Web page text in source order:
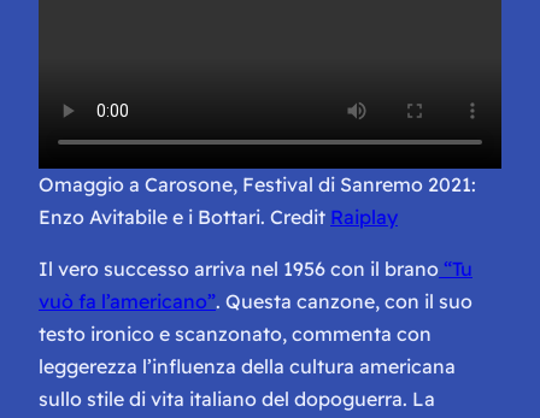
Omaggio a Carosone, Festival di Sanremo 2021:
Enzo Avitabile e i Bottari. Credit Raiplay
Il vero successo arriva nel 1956 con il brano “Tu
vuò fa l’americano”. Questa canzone, con il suo
testo ironico e scanzonato, commenta con
leggerezza l’influenza della cultura americana
sullo stile di vita italiano del dopoguerra. La